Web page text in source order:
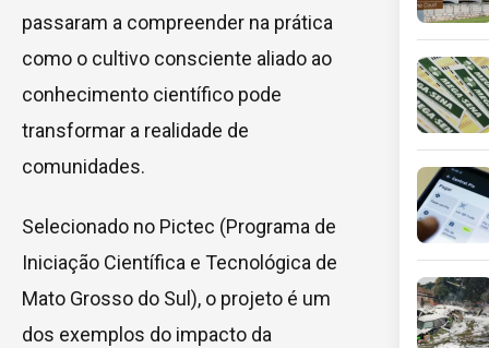
passaram a compreender na prática
como o cultivo consciente aliado ao
conhecimento científico pode
transformar a realidade de
comunidades.
Selecionado no Pictec (Programa de
Iniciação Científica e Tecnológica de
Mato Grosso do Sul), o projeto é um
dos exemplos do impacto da